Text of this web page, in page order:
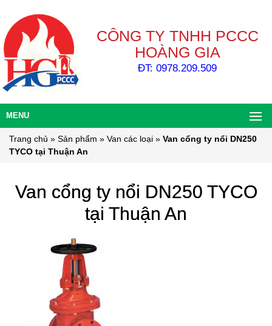
CÔNG TY TNHH PCCC
HOÀNG GIA
ĐT: 0978.209.509
MENU
Trang chủ » Sản phẩm » Van các loại » Van cổng ty nổi DN250
TYCO tại Thuận An
Van cổng ty nổi DN250 TYCO
tại Thuận An